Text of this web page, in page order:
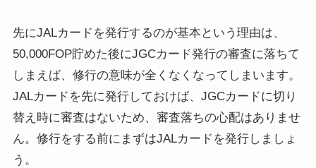
先にJALカードを発行するのが基本という理由は、
50,000FOP貯めた後にJGCカード発行の審査に落ちて
しまえば、修行の意味が全くなくなってしまいます。
JALカードを先に発行しておけば、JGCカードに切り
替え時に審査はないため、審査落ちの心配はありませ
ん。修行をする前にまずはJALカードを発行しましょ
う。